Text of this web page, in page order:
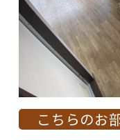
こちらのお